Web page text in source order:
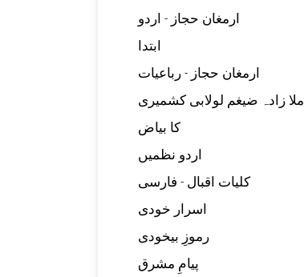
ارمغان حجاز - اردو
ابتدا
ارمغان حجاز - رباعیات
ملا زادہ ضیغم لولابی کشمیری
کا بیاض
اردو نظمیں
کلیات اقبال - فارسی
اسرار خودی
رموزِ بیخودی
پیامِ مشرق